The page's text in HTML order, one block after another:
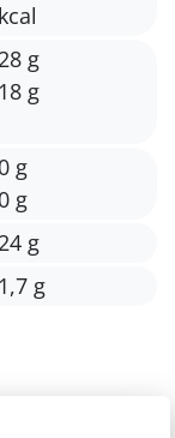
kcal
g
18 g
0 g
0 g
g
1,7 g